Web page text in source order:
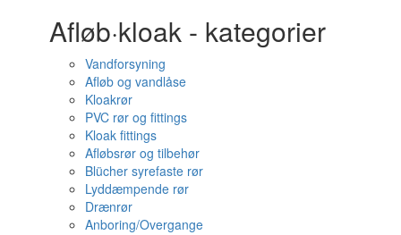
Afløb·kloak - kategorier
Vandforsyning
Afløb og vandlåse
Kloakrør
PVC rør og fittings
Kloak fittings
Afløbsrør og tilbehør
Blücher syrefaste rør
Lyddæmpende rør
Drænrør
Anboring/Overgange